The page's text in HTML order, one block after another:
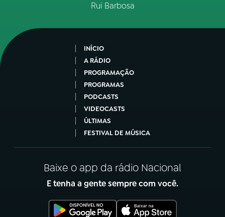
Rui Barbosa
INÍCIO
A RÁDIO
PROGRAMAÇÃO
PROGRAMAS
PODCASTS
VIDEOCASTS
ÚLTIMAS
FESTIVAL DE MÚSICA
Baixe o app da rádio Nacional
E tenha a gente sempre com você.